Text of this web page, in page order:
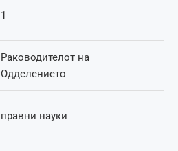
1
Раководителот на
Одделението
правни науки